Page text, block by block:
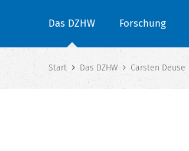
Das DZHW Forschung
Start Das DZHW Carsten Deuse